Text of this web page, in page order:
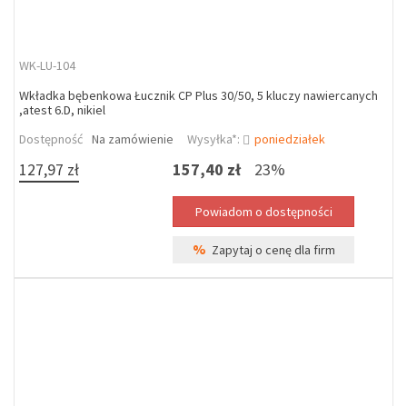
WK-LU-104
Wkładka bębenkowa Łucznik CP Plus 30/50, 5 kluczy nawiercanych
,atest 6.D, nikiel
Dostępność Na zamówienie Wysyłka*: poniedziałek
127,97 zł 157,40 zł 23%
% Zapytaj o cenę dla firm